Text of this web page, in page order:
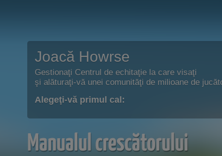
Joacă Howrse
Gestionaţi Centrul de echitaţie la care visaţi
şi alăturaţi-vă unei comunităţi de milioane de
Alegeţi-vă primul cal:
Manualul crescătorului